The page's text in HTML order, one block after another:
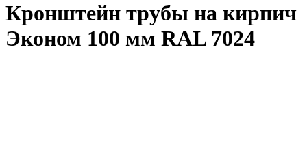
Кронштейн трубы на кирпич
Эконом 100 мм RAL 7024